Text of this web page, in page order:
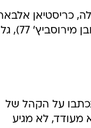
כריסטיאן
על הקהל של
מעודד, לא מגיע